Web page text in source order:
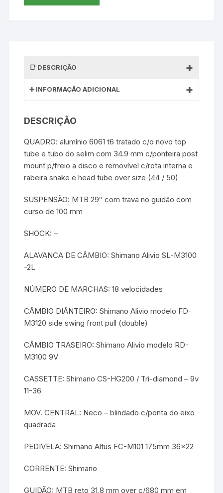
DESCRIÇÃO
INFORMAÇÃO ADICIONAL
DESCRIÇÃO
QUADRO: alumínio 6061 t6 tratado c/o novo top
tube e tubo do selim com 34.9 mm c/ponteira post
mount p/freio a disco e removível c/rota interna e
rabeira snake e head tube over size (44 / 50)
SUSPENSÃO: MTB 29″ com trava no guidão com
curso de 100 mm
SHOCK: –
ALAVANCA DE CÂMBIO: Shimano Alivio SL-M3100
-2L
NÚMERO DE MARCHAS: 18 velocidades
CÂMBIO DIÂNTEIRO: Shimano Alivio modelo FD-
M3120 side swing front pull (double)
CÂMBIO TRASEIRO: Shimano Alivio modelo RD-
M3100 9V
CASSETTE: Shimano CS-HG200 / Tri-diamond – 9v
11-36
MOV. CENTRAL: Neco – blindado c/ponta do eixo
quadrada
PEDIVELA: Shimano Altus FC-M101 175mm 36×22
CORRENTE: Shimano
GUIDÃO: MTB reto 31,8 mm over c/680 mm em